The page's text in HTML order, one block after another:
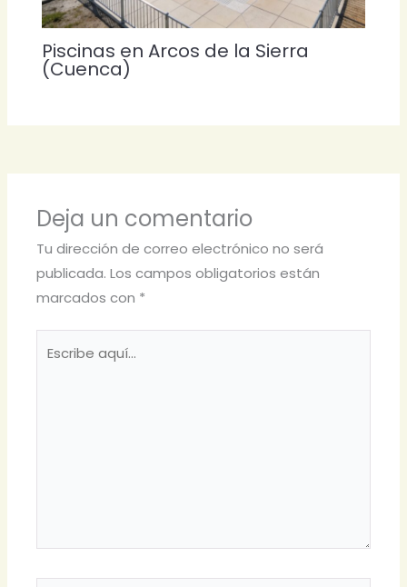
Piscinas en Arcos de la Sierra
(Cuenca)
Deja un comentario
Tu dirección de correo electrónico no será
publicada. Los campos obligatorios están
marcados con *